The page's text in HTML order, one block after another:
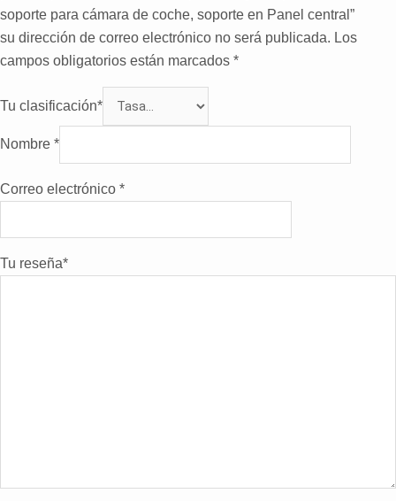
soporte para cámara de coche, soporte en Panel central”
su dirección de correo electrónico no será publicada. Los
campos obligatorios están marcados *
Tu clasificación*
Nombre *
Correo electrónico *
Tu reseña*